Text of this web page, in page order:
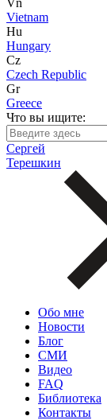
Vn
Vietnam
Hu
Hungary
Cz
Czech Republic
Gr
Greece
Что вы ищите:
Сергей
Терешкин
Обо мне
Новости
Блог
СМИ
Видео
FAQ
Библиотека
Контакты